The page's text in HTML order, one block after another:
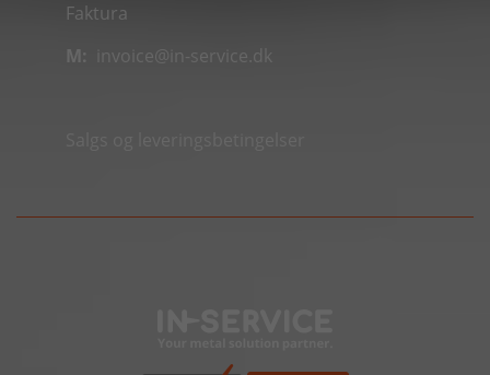
Faktura
M:
invoice@in-service.dk